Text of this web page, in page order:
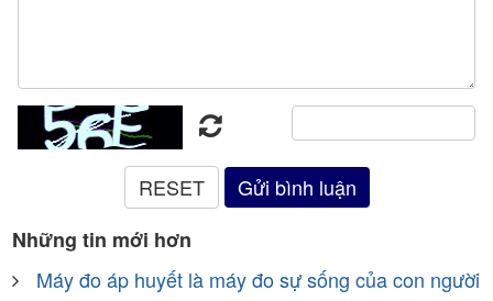
Những tin mới hơn
Máy đo áp huyết là máy đo sự sống của con người